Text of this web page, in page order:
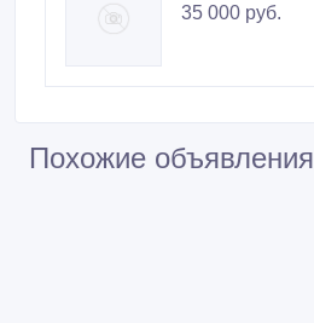
35 000 руб.
Похожие объявления